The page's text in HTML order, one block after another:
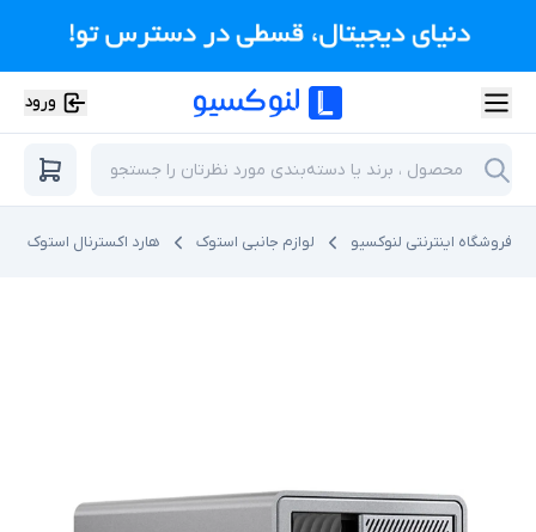
ورود
فروشگاه اینترنتی لنوکسیو لوازم جانبی استوک هارد اکسترنال استوک